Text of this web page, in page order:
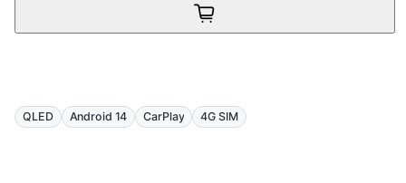
QLED Android 14 CarPlay 4G SIM